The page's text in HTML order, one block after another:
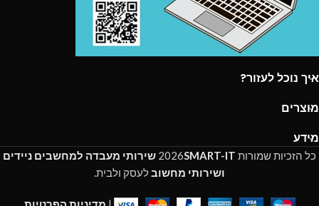
איך נוכל לעזור?
מוצרים
מידע
כל הזכיות שמורות 2026SMART-IT
שירותי מעבדה למחשבים ניידים
ושירותי מחשובלעסק ולבית.